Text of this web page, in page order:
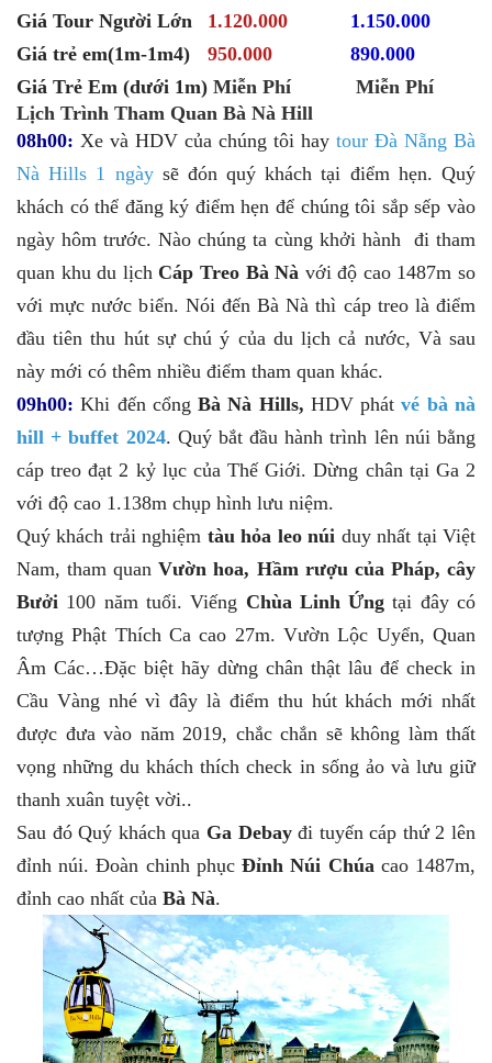
Giá Tour Người Lớn
1.120.000
1.150.000
Giá trẻ em(1m-1m4)
950.000
890.000
Giá Trẻ Em (dưới 1m) Miễn Phí
Miễn Phí
Lịch Trình Tham Quan Bà Nà Hill
08h00: Xe và HDV của chúng tôi hay tour Đà Nẵng Bà
Nà Hills 1 ngàysẽ đón quý khách tại điểm hẹn. Quý
khách có thể đăng ký điểm hẹn để chúng tôi sắp sếp vào
ngày hôm trước. Nào chúng ta cùng khởi hành đi tham
quan khu du lịch Cáp Treo Bà Nà với độ cao 1487m so
với mực nước biển. Nói đến Bà Nà thì cáp treo là điểm
đầu tiên thu hút sự chú ý của du lịch cả nước, Và sau
này mới có thêm nhiều điểm tham quan khác.
09h00: Khi đến cổngBà Nà Hills, HDV phátvé bà nà
hill + buffet 2024. Quý bắt đầu hành trình lên núi bằng
cáp treo đạt 2 kỷ lục của Thế Giới. Dừng chân tại Ga 2
với độ cao 1.138m chụp hình lưu niệm.
Quý khách trải nghiệm tàu hỏa leo núi duy nhất tại Việt
Nam, tham quan Vườn hoa, Hầm rượu của Pháp, cây
Bưởi 100 năm tuổi. Viếng Chùa Linh Ứng tại đây có
tượng Phật Thích Ca cao 27m. Vườn Lộc Uyển, Quan
Âm Các…Đặc biệt hãy dừng chân thật lâu để check in
Cầu Vàng nhé vì đây là điểm thu hút khách mới nhất
được đưa vào năm 2019, chắc chắn sẽ không làm thất
vọng những du khách thích check in sống ảo và lưu giữ
thanh xuân tuyệt vời..
Sau đó Quý khách qua Ga Debayđi tuyến cáp thứ 2 lên
đỉnh núi. Đoàn chinh phụcĐỉnh Núi Chúa cao 1487m,
đỉnh cao nhất của Bà Nà.